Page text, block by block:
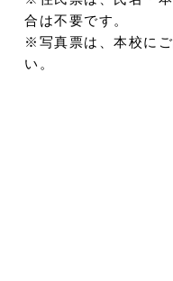
合は不要です。
※写真票は、本校に
い。